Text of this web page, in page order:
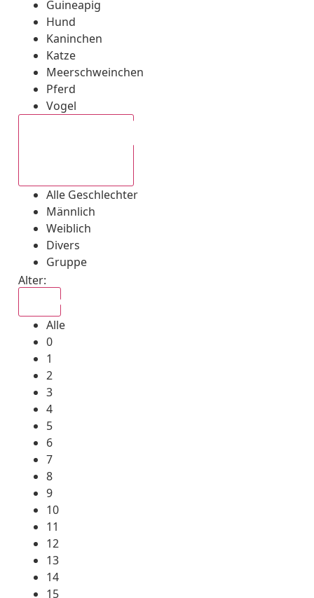
Guineapig
Hund
Kaninchen
Katze
Meerschweinchen
Pferd
Vogel
Alle Geschlechter
Männlich
Weiblich
Divers
Gruppe
Alter:
Alle
0
1
2
3
4
5
6
7
8
9
10
11
12
13
14
15